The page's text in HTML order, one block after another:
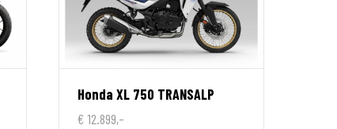
Honda XL 750 TRANSALP
€ 12.899,-